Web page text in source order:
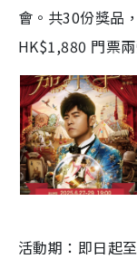
會。共30份獎品
HK$1,880 門票
活動期：即日起